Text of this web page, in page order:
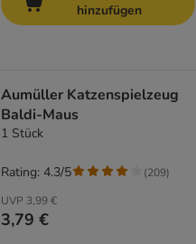
hinzufügen
Aumüller Katzenspielzeug
Baldi-Maus
1 Stück
UVP 3,99 €
3,79 €
Rating: 4.3/5 (209)